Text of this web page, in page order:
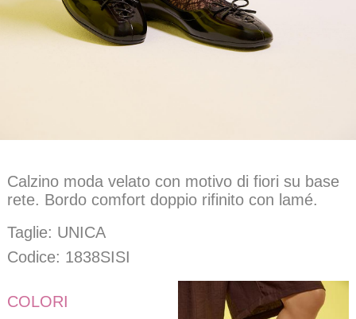
Calzino moda velato con motivo di fiori su base
rete. Bordo comfort doppio rifinito con lamé.
Taglie: UNICA
Codice: 1838SISI
COLORI